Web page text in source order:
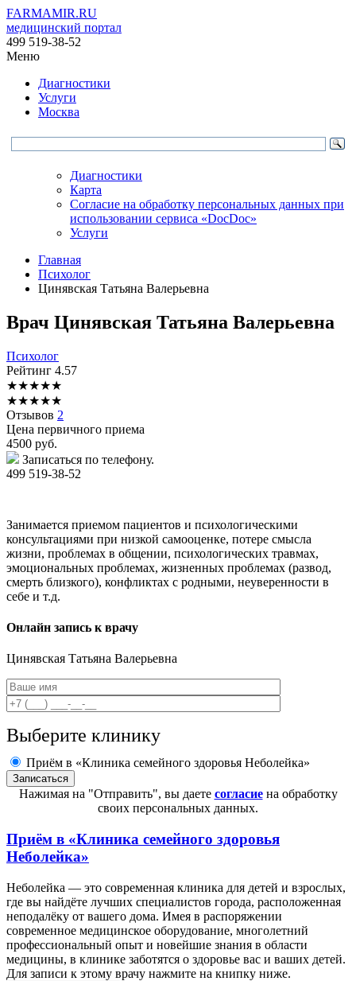
FARMAMIR.RU
медицинский портал
499 519-38-52
Меню
Диагностики
Услуги
Москва
Диагностики
Карта
Согласие на обработку персональных данных при
использовании сервиса «DocDoc»
Услуги
Главная
Психолог
Цинявская Татьяна Валерьевна
Врач Цинявская Татьяна Валерьевна
Психолог
Рейтинг 4.57
★★★★★
★★★★★
Отзывов 2
Цена первичного приема
4500 руб.
Записаться по телефону.
499 519-38-52
Занимается приемом пациентов и психологическими
консультациями при низкой самооценке, потере смысла
жизни, проблемах в общении, психологических травмах,
эмоциональных проблемах, жизненных проблемах (развод,
смерть близкого), конфликтах с родными, неуверенности в
себе и т.д.
Онлайн запись к врачу
Цинявская Татьяна Валерьевна
Выберите клинику
Приём в «Клиника семейного здоровья Неболейка»
Нажимая на "Отправить", вы даете согласиена обработку
своих персональных данных.
Приём в «Клиника семейного здоровья
Неболейка»
Неболейка — это современная клиника для детей и взрослых,
где вы найдёте лучших специалистов города, расположенная
неподалёку от вашего дома. Имея в распоряжении
современное медицинское оборудование, многолетний
профессиональный опыт и новейшие знания в области
медицины, в клинике заботятся о здоровье вас и ваших детей.
Для записи к этому врачу нажмите на книпку ниже.